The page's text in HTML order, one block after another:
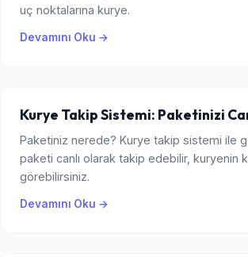
uç noktalarına kurye.
Devamını Oku →
Kurye Takip Sistemi: Paketinizi
Paketiniz nerede? Kurye takip sistemi ile
paketi canlı olarak takip edebilir, kuryenin
görebilirsiniz.
Devamını Oku →